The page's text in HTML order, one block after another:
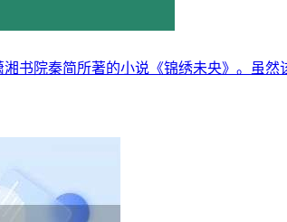
书院秦简所著的小说《锦绣未央》。虽